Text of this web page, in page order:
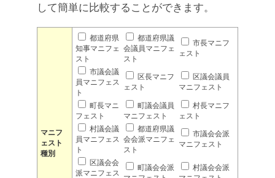
して簡単に比較することができます。
マニフ
ェスト
種別
都道府県
知事マニフェ
スト
都道府県議
会議員マニフェ
スト
市長マニフ
ェスト
市議会議
員マニフェス
ト
区長マニフ
ェスト
区議会議員
マニフェスト
町長マニ
フェスト
町議会議員
マニフェスト
村長マニフ
ェスト
村議会議
員マニフェス
ト
都道府県議
会会派マニフェ
スト
市議会会派
マニフェスト
区議会会
派マニフェス
町議会会派
村議会会派